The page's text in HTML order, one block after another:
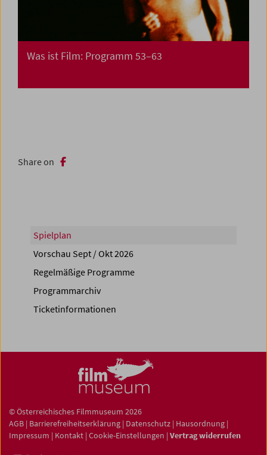
Was ist Film: Programm 53–63
Share on
Spielplan
Vorschau Sept / Okt 2026
Regelmäßige Programme
Programmarchiv
Ticketinformationen
© Österreichisches Filmmuseum 2026
AGB | Barrierefreiheitserklärung | Datenschutz | Hausordnung |
Impressum | Kontakt | Cookie-Einstellungen | Vertrag widerrufen